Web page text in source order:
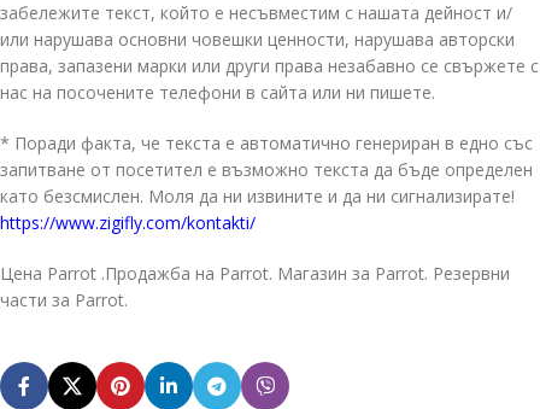
забележите текст, който е несъвместим с нашата дейност и/
или нарушава основни човешки ценности, нарушава авторски
права, запазени марки или други права незабавно се свържете с
нас на посочените телефони в сайта или ни пишете.
* Поради факта, че текста е автоматично генериран в едно със
запитване от посетител е възможно текста да бъде определен
като безсмислен. Моля да ни извините и да ни сигнализирате!
https://www.zigifly.com/kontakti/
Цена Parrot .Продажба на Parrot. Магазин за Parrot. Резервни
части за Parrot.